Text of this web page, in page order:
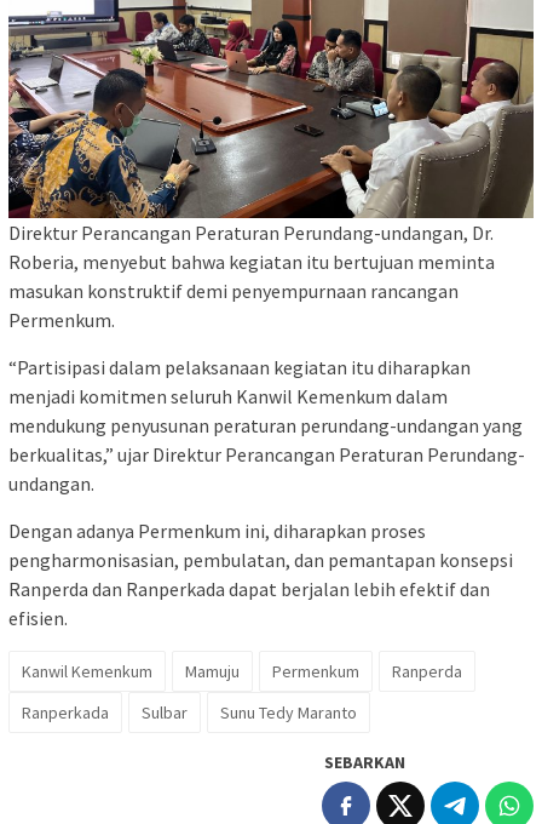
Direktur Perancangan Peraturan Perundang-undangan, Dr.
Roberia, menyebut bahwa kegiatan itu bertujuan meminta
masukan konstruktif demi penyempurnaan rancangan
Permenkum.
“Partisipasi dalam pelaksanaan kegiatan itu diharapkan
menjadi komitmen seluruh Kanwil Kemenkum dalam
mendukung penyusunan peraturan perundang-undangan yang
berkualitas,” ujar Direktur Perancangan Peraturan Perundang-
undangan.
Dengan adanya Permenkum ini, diharapkan proses
pengharmonisasian, pembulatan, dan pemantapan konsepsi
Ranperda dan Ranperkada dapat berjalan lebih efektif dan
efisien.
Kanwil Kemenkum Mamuju Permenkum
Ranperda
Ranperkada
Sulbar Sunu Tedy Maranto
SEBARKAN